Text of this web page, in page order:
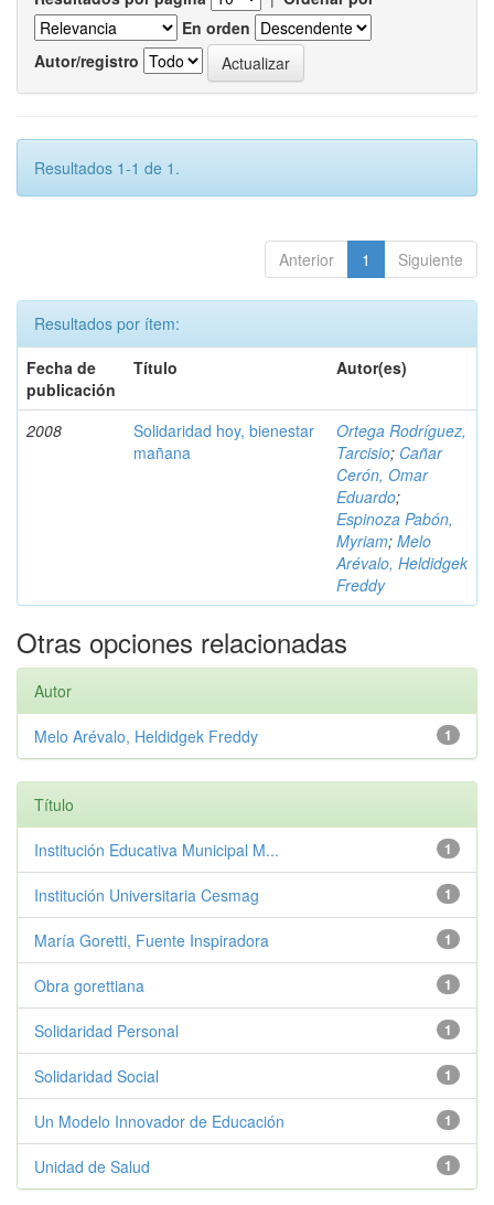
En orden
Autor/registro
Resultados 1-1 de 1.
Anterior 1 Siguiente
Resultados por ítem:
Fecha de
publicación
Título Autor(es)
2008
Solidaridad hoy, bienestar
mañana
Ortega Rodríguez,
Tarcisio; Cañar
Cerón, Omar
Eduardo;
Espinoza Pabón,
Myriam; Melo
Arévalo, Heldidgek
Freddy
Otras opciones relacionadas
Autor
1
Melo Arévalo, Heldidgek Freddy
Título
1
Institución Educativa Municipal M...
1
Institución Universitaria Cesmag
1
María Goretti, Fuente Inspiradora
1
Obra gorettiana
1
Solidaridad Personal
1
Solidaridad Social
1
Un Modelo Innovador de Educación
1
Unidad de Salud